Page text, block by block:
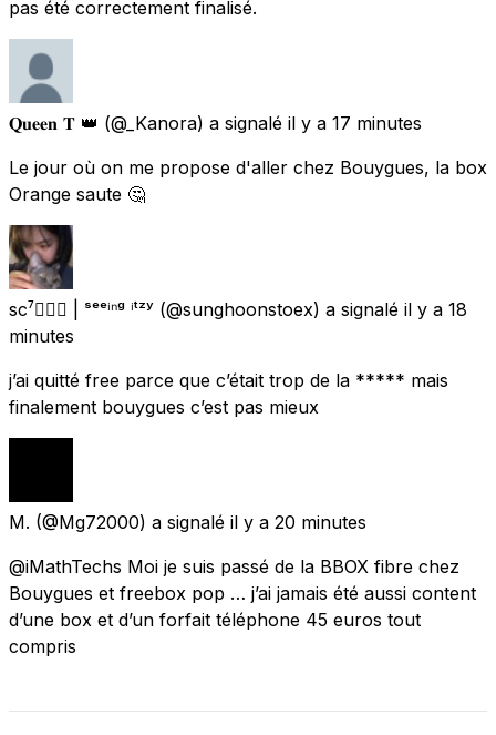
pas été correctement finalisé.
𝐐𝐮𝐞𝐞𝐧 𝐓 👑 (@_Kanora) a signalé il y a 17 minutes
Le jour où on me propose d'aller chez Bouygues, la box
Orange saute 🤔
sc⁷🧘🏽‍♀️ | ˢᵉᵉⁱⁿᵍ ⁱᵗᶻʸ (@sunghoonstoex) a signalé il y a 18
minutes
j’ai quitté free parce que c’était trop de la ***** mais
finalement bouygues c’est pas mieux
M. (@Mg72000) a signalé il y a 20 minutes
@iMathTechs Moi je suis passé de la BBOX fibre chez
Bouygues et freebox pop … j’ai jamais été aussi content
d’une box et d’un forfait téléphone 45 euros tout
compris